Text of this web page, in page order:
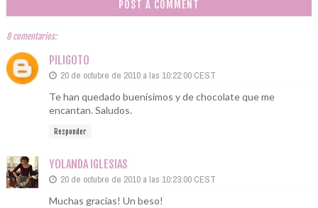
POST A COMMENT
8 comentarios:
PILIGOTO
20 de octubre de 2010 a las 10:22:00 CEST
Te han quedado buenísimos y de chocolate que me
encantan. Saludos.
Responder
YOLANDA IGLESIAS
20 de octubre de 2010 a las 10:23:00 CEST
Muchas gracias! Un beso!